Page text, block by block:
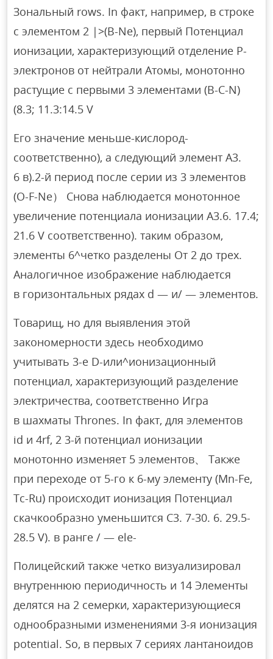
Зональный rows. In факт, например, в строке
с элементом 2 |>(B-Ne), первый Потенциал
ионизации, характеризующий отделение Р-
электронов от нейтрали Атомы, монотонно
растущие с первыми 3 элементами (B-C-N)
(8.3; 11.3:14.5 V
Его значение меньше-кислород-
соответственно), а следующий элемент А3.
6 в).2-й период после серии из 3 элементов
(O-F-Ne） Снова наблюдается монотонное
увеличение потенциала ионизации A3.6. 17.4;
21.6 V соответственно). таким образом,
элементы 6^четко разделены От 2 до трех.
Аналогичное изображение наблюдается
в горизонтальных рядах d — и/ — элементов.
Товарищ, но для выявления этой
закономерности здесь необходимо
учитывать 3-е D-или^ионизационный
потенциал, характеризующий разделение
электричества, соответственно Игра
в шахматы Thrones. In факт, для элементов
id и 4rf, 2 3-й потенциал ионизации
монотонно изменяет 5 элементов、 Также
при переходе от 5-го к 6-му элементу (Mn-Fe,
Tc-Ru) происходит ионизация Потенциал
скачкообразно уменьшится C3. 7-30. 6. 29.5-
28.5 V). в ранге / — ele-
Полицейский также четко визуализировал
внутреннюю периодичность и 14 Элементы
делятся на 2 семерки, характеризующиеся
однообразными изменениями 3-я ионизация
potential. So, в первых 7 сериях лантаноидов